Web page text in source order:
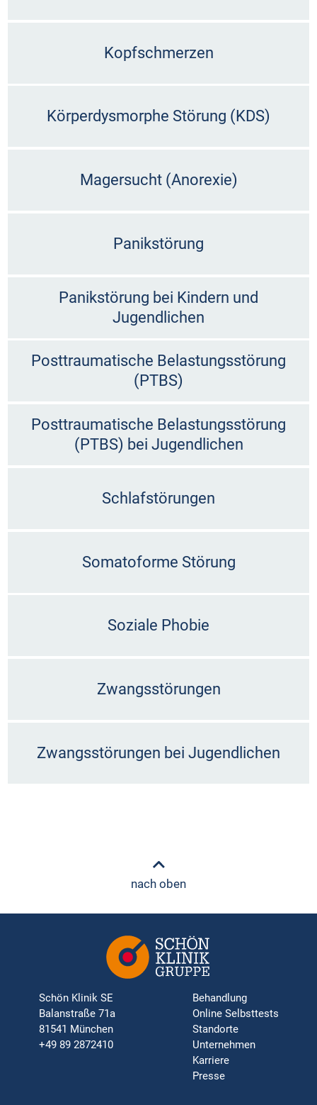
Kopfschmerzen
Körperdysmorphe Störung (KDS)
Magersucht (Anorexie)
Panikstörung
Panikstörung bei Kindern und
Jugendlichen
Posttraumatische Belastungsstörung
(PTBS)
Posttraumatische Belastungsstörung
(PTBS) bei Jugendlichen
Schlafstörungen
Somatoforme Störung
Soziale Phobie
Zwangsstörungen
Zwangsstörungen bei Jugendlichen
nach oben
Schön Klinik SE
Balanstraße 71a
81541 München
+49 89 2872410
Behandlung
Online Selbsttests
Standorte
Unternehmen
Karriere
Presse